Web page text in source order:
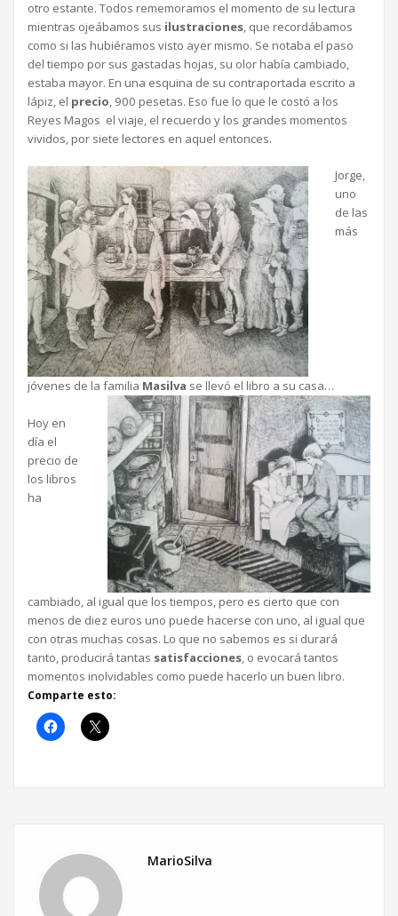
otro estante. Todos rememoramos el momento de su lectura
mientras ojeábamos sus ilustraciones, que recordábamos
como si las hubiéramos visto ayer mismo. Se notaba el paso
del tiempo por sus gastadas hojas, su olor había cambiado,
estaba mayor. En una esquina de su contraportada escrito a
lápiz, el precio, 900 pesetas. Eso fue lo que le costó a los
Reyes Magos el viaje, el recuerdo y los grandes momentos
vividos, por siete lectores en aquel entonces.
Jorge,
uno
de las
más
jóvenes de la familia Masilva se llevó el libro a su casa…
Hoy en
día el
precio de
los libros
ha
cambiado, al igual que los tiempos, pero es cierto que con
menos de diez euros uno puede hacerse con uno, al igual que
con otras muchas cosas. Lo que no sabemos es si durará
tanto, producirá tantas satisfacciones, o evocará tantos
momentos inolvidables como puede hacerlo un buen libro.
Comparte esto:
MarioSilva